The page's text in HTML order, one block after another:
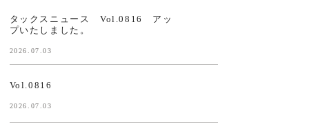
タックスニュース Vol.0816 アッ
プいたしました。
2026.07.03
Vol.0816
2026.07.03